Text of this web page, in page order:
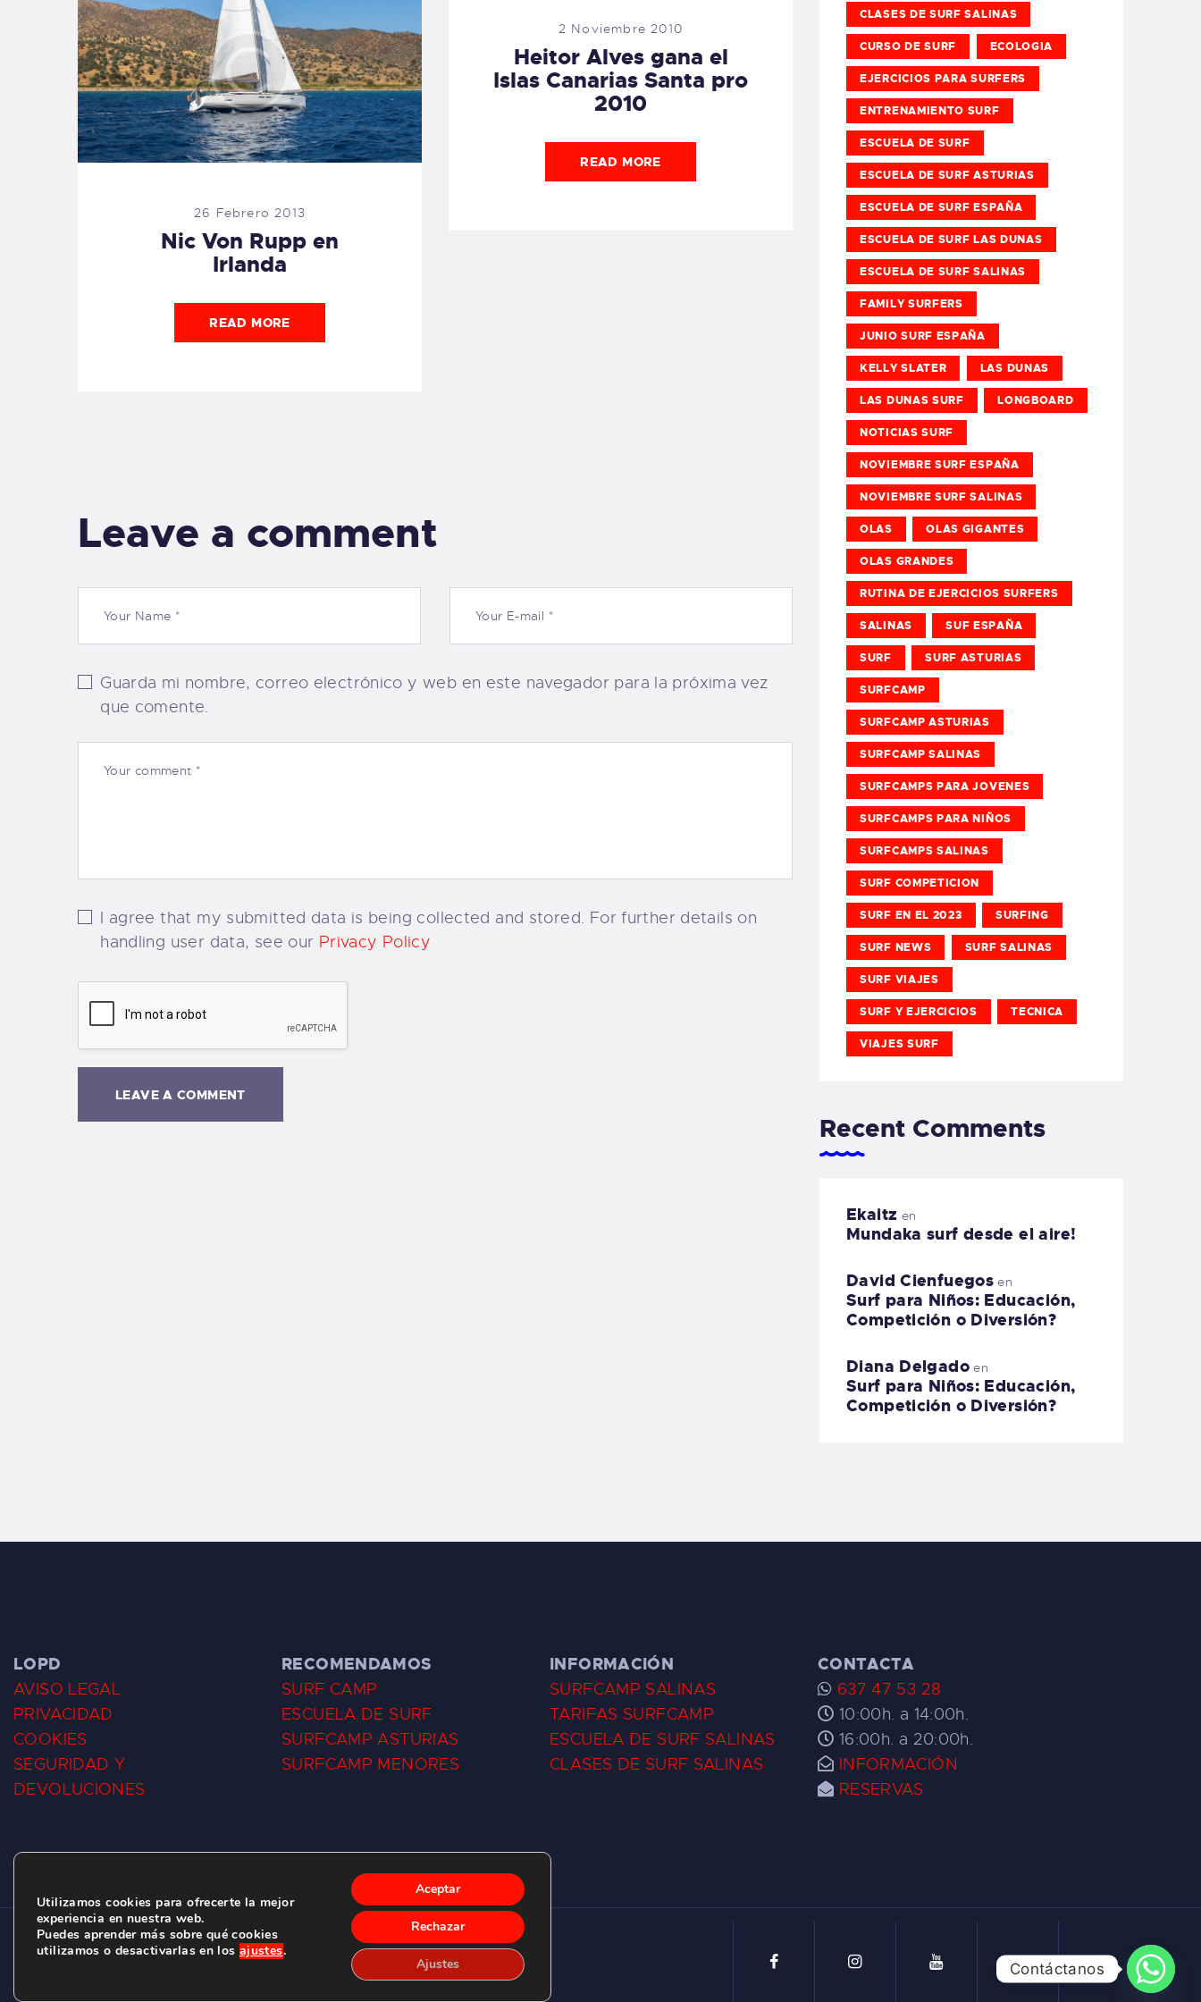
26 Febrero 2013
Nic Von Rupp en
Irlanda
READ MORE
2 Noviembre 2010
Heitor Alves gana el
Islas Canarias Santa pro
2010
READ MORE
Leave a comment
Guarda mi nombre, correo electrónico y web en este navegador para la próxima vez
que comente.
I agree that my submitted data is being collected and stored. For further details on
handling user data, see our Privacy Policy
CLASES DE SURF SALINAS
CURSO DE SURF ECOLOGIA
EJERCICIOS PARA SURFERS
ENTRENAMIENTO SURF
ESCUELA DE SURF
ESCUELA DE SURF ASTURIAS
ESCUELA DE SURF ESPAÑA
ESCUELA DE SURF LAS DUNAS
ESCUELA DE SURF SALINAS
FAMILY SURFERS
JUNIO SURF ESPAÑA
KELLY SLATER LAS DUNAS
LAS DUNAS SURF LONGBOARD
NOTICIAS SURF
NOVIEMBRE SURF ESPAÑA
NOVIEMBRE SURF SALINAS
OLAS OLAS GIGANTES
OLAS GRANDES
RUTINA DE EJERCICIOS SURFERS
SALINAS SUF ESPAÑA
SURF SURF ASTURIAS
SURFCAMP
SURFCAMP ASTURIAS
SURFCAMP SALINAS
SURFCAMPS PARA JOVENES
SURFCAMPS PARA NIÑOS
SURFCAMPS SALINAS
SURF COMPETICION
SURF EN EL 2023 SURFING
SURF NEWS SURF SALINAS
SURF VIAJES
SURF Y EJERCICIOS TECNICA
VIAJES SURF
Recent Comments
Ekaitz en
Mundaka surf desde el aire!
David Cienfuegos en
Surf para Niños: Educación,
Competición o Diversión?
Diana Delgadoen
Surf para Niños: Educación,
Competición o Diversión?
LOPD
AVISO LEGAL
PRIVACIDAD
COOKIES
SEGURIDAD Y
DEVOLUCIONES
RECOMENDAMOS
SURF CAMP
ESCUELA DE SURF
SURFCAMP ASTURIAS
SURFCAMP MENORES
INFORMACIÓN
SURFCAMP SALINAS
TARIFAS SURFCAMP
ESCUELA DE SURF SALINAS
CLASES DE SURF SALINAS
CONTACTA
637 47 53 28
10:00h. a 14:00h.
16:00h. a 20:00h.
INFORMACIÓN
RESERVAS
CLUB DE SURF LAS DUNAS ©2026.
C/ BERNARDO ÁLVAREZ GALAN 1, SALINAS (ASTURIAS)
Utilizamos cookies para ofrecerte la mejor
experiencia en nuestra web.
Puedes aprender más sobre qué cookies
utilizamos o desactivarlas en los ajustes.
Aceptar
Rechazar
Ajustes Contáctanos